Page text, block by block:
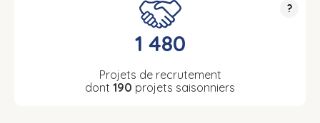
?
1 480
Projets de recrutement
dont 190 projets saisonniers